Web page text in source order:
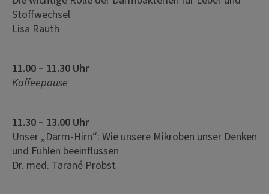
Stoffwechsel
Lisa Rauth
11.00 – 11.30 Uhr
Kaffeepause
11.30 – 13.00 Uhr
Unser „Darm-Hirn“: Wie unsere Mikroben unser Denken
und Fühlen beeinflussen
Dr. med. Tarané Probst